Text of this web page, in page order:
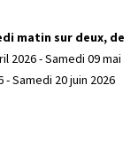
matin sur deux, de
2026 - Samedi 09 mai
- Samedi 20 juin 2026